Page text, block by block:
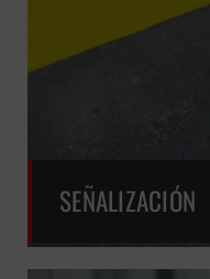
SEÑALIZACIÓN